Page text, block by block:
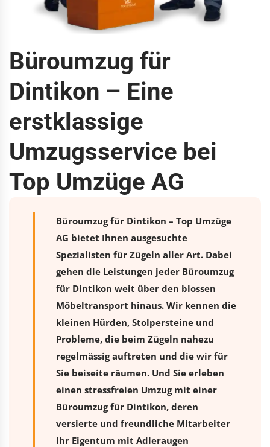
Büroumzug für
Dintikon – Eine
erstklassige
Umzugsservice bei
Top Umzüge AG
Büroumzug für Dintikon – Top Umzüge
AG bietet Ihnen ausgesuchte
Spezialisten für Zügeln aller Art. Dabei
gehen die Leistungen jeder Büroumzug
für Dintikon weit über den blossen
Möbeltransport hinaus. Wir kennen die
kleinen Hürden, Stolpersteine und
Probleme, die beim Zügeln nahezu
regelmässig auftreten und die wir für
Sie beiseite räumen. Und Sie erleben
einen stressfreien Umzugmit einer
Büroumzug für Dintikon, deren
versierte und freundliche Mitarbeiter
Ihr Eigentum mit Adleraugen